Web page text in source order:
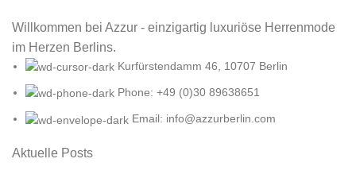
Willkommen bei Azzur - einzigartig luxuriöse Herrenmode
im Herzen Berlins.
Kurfürstendamm 46, 10707 Berlin
Phone: +49 (0)30 89638651
Email: info@azzurberlin.com
Aktuelle Posts